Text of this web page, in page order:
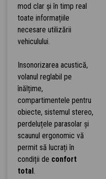
mod clar și în timp real
toate informațiile
necesare utilizării
vehiculului.
Insonorizarea acustică,
volanul reglabil pe
înălțime,
compartimentele pentru
obiecte, sistemul stereo,
perdeluțele parasolar și
scaunul ergonomic vă
permit să lucrați în
condiții de confort
total.